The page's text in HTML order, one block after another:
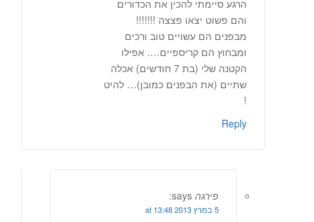
הרגע סיימתי להכין את הכדורים
והם פשוט יצאו פצצה !!!!!!!
מבפנים הם עשויים טוב ורכים
ומבחוץ הם קריספיים…. אפילו
הקטנה שלי (בת 7 חודשים) אכלה
שתיים (את הבפנים כמובן)… להיט
!
Reply
פירגה says:
5 במרץ 2013 at 13:48